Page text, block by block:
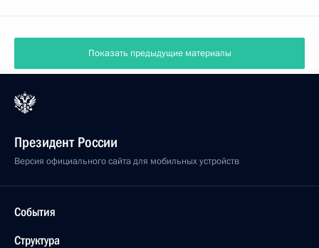
Показать предыдущие материалы
Президент России
Версия официального сайта для мобильных устройств
События
Структура